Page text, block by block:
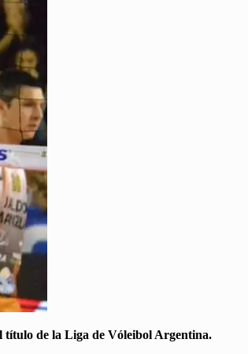
título de la Liga de Vóleibol Argentina.